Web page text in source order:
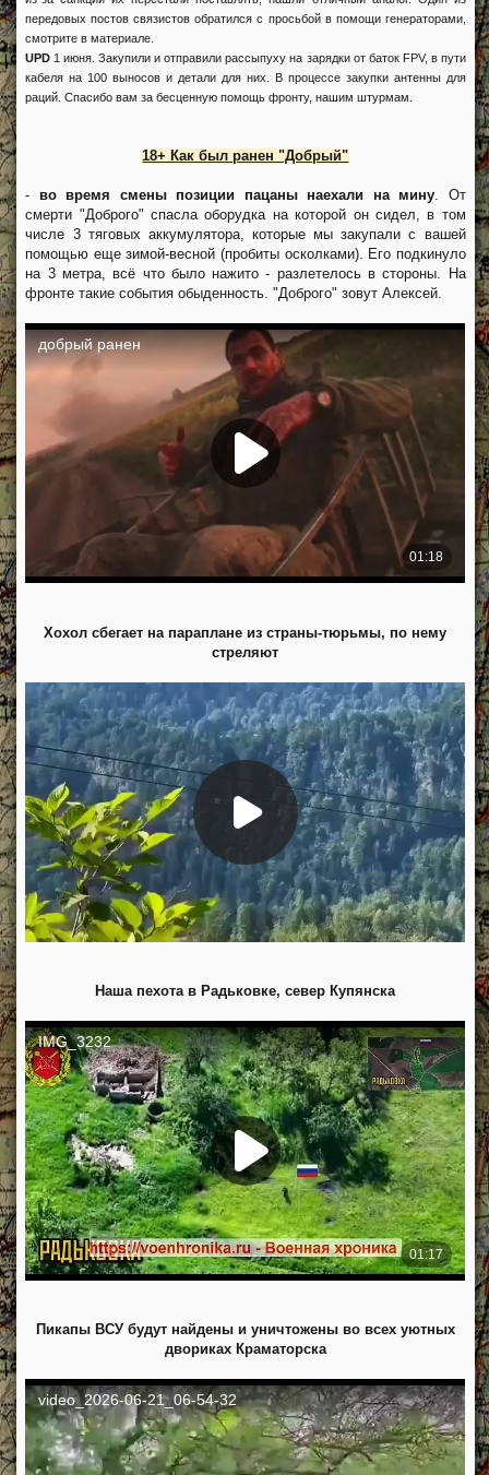
передовых постов связистов обратился с просьбой в помощи генераторами,
смотрите в материале.
UPD 1 июня. Закупили и отправили рассыпуху на зарядки от баток FPV, в пути
кабеля на 100 выносов и детали для них. В процессе закупки антенны для
раций. Спасибо вам за бесценную помощь фронту, нашим штурмам.
18+ Как был ранен "Добрый"
- во время смены позиции пацаны наехали на мину. От
смерти "Доброго" спасла оборудка на которой он сидел, в том
числе 3 тяговых аккумулятора, которые мы закупали с вашей
помощью еще зимой-весной (пробиты осколками). Его подкинуло
на 3 метра, всё что было нажито - разлетелось в стороны. На
фронте такие события обыденность. "Доброго" зовут Алексей.
Хохол сбегает на параплане из страны-тюрьмы, по нему
стреляют
Наша пехота в Радьковке, север Купянска
Пикапы ВСУ будут найдены и уничтожены во всех уютных
двориках Краматорска